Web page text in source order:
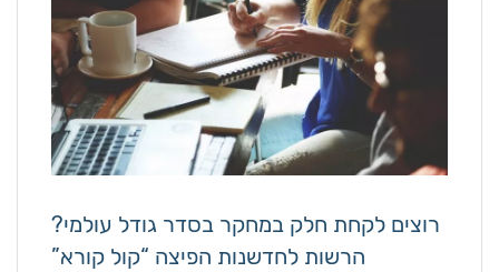
רוצים לקחת חלק במחקר בסדר גודל עולמי?
הרשות לחדשנות הפיצה “קול קורא”